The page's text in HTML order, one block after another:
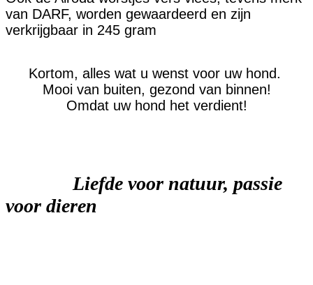
van DARF, worden gewaardeerd en zijn
verkrijgbaar in 245 gram
Kortom, alles wat u wenst voor uw hond.
Mooi van buiten, gezond van binnen!
Omdat uw hond het verdient!
Liefde voor natuur, passie
voor dieren